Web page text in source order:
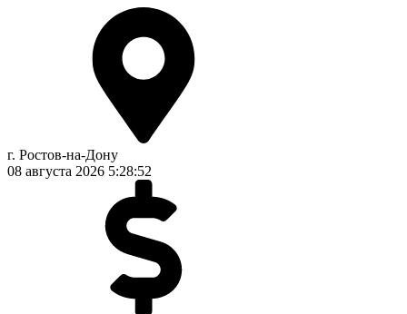
г. Ростов-на-Дону
08 августа 2026 5:28:52